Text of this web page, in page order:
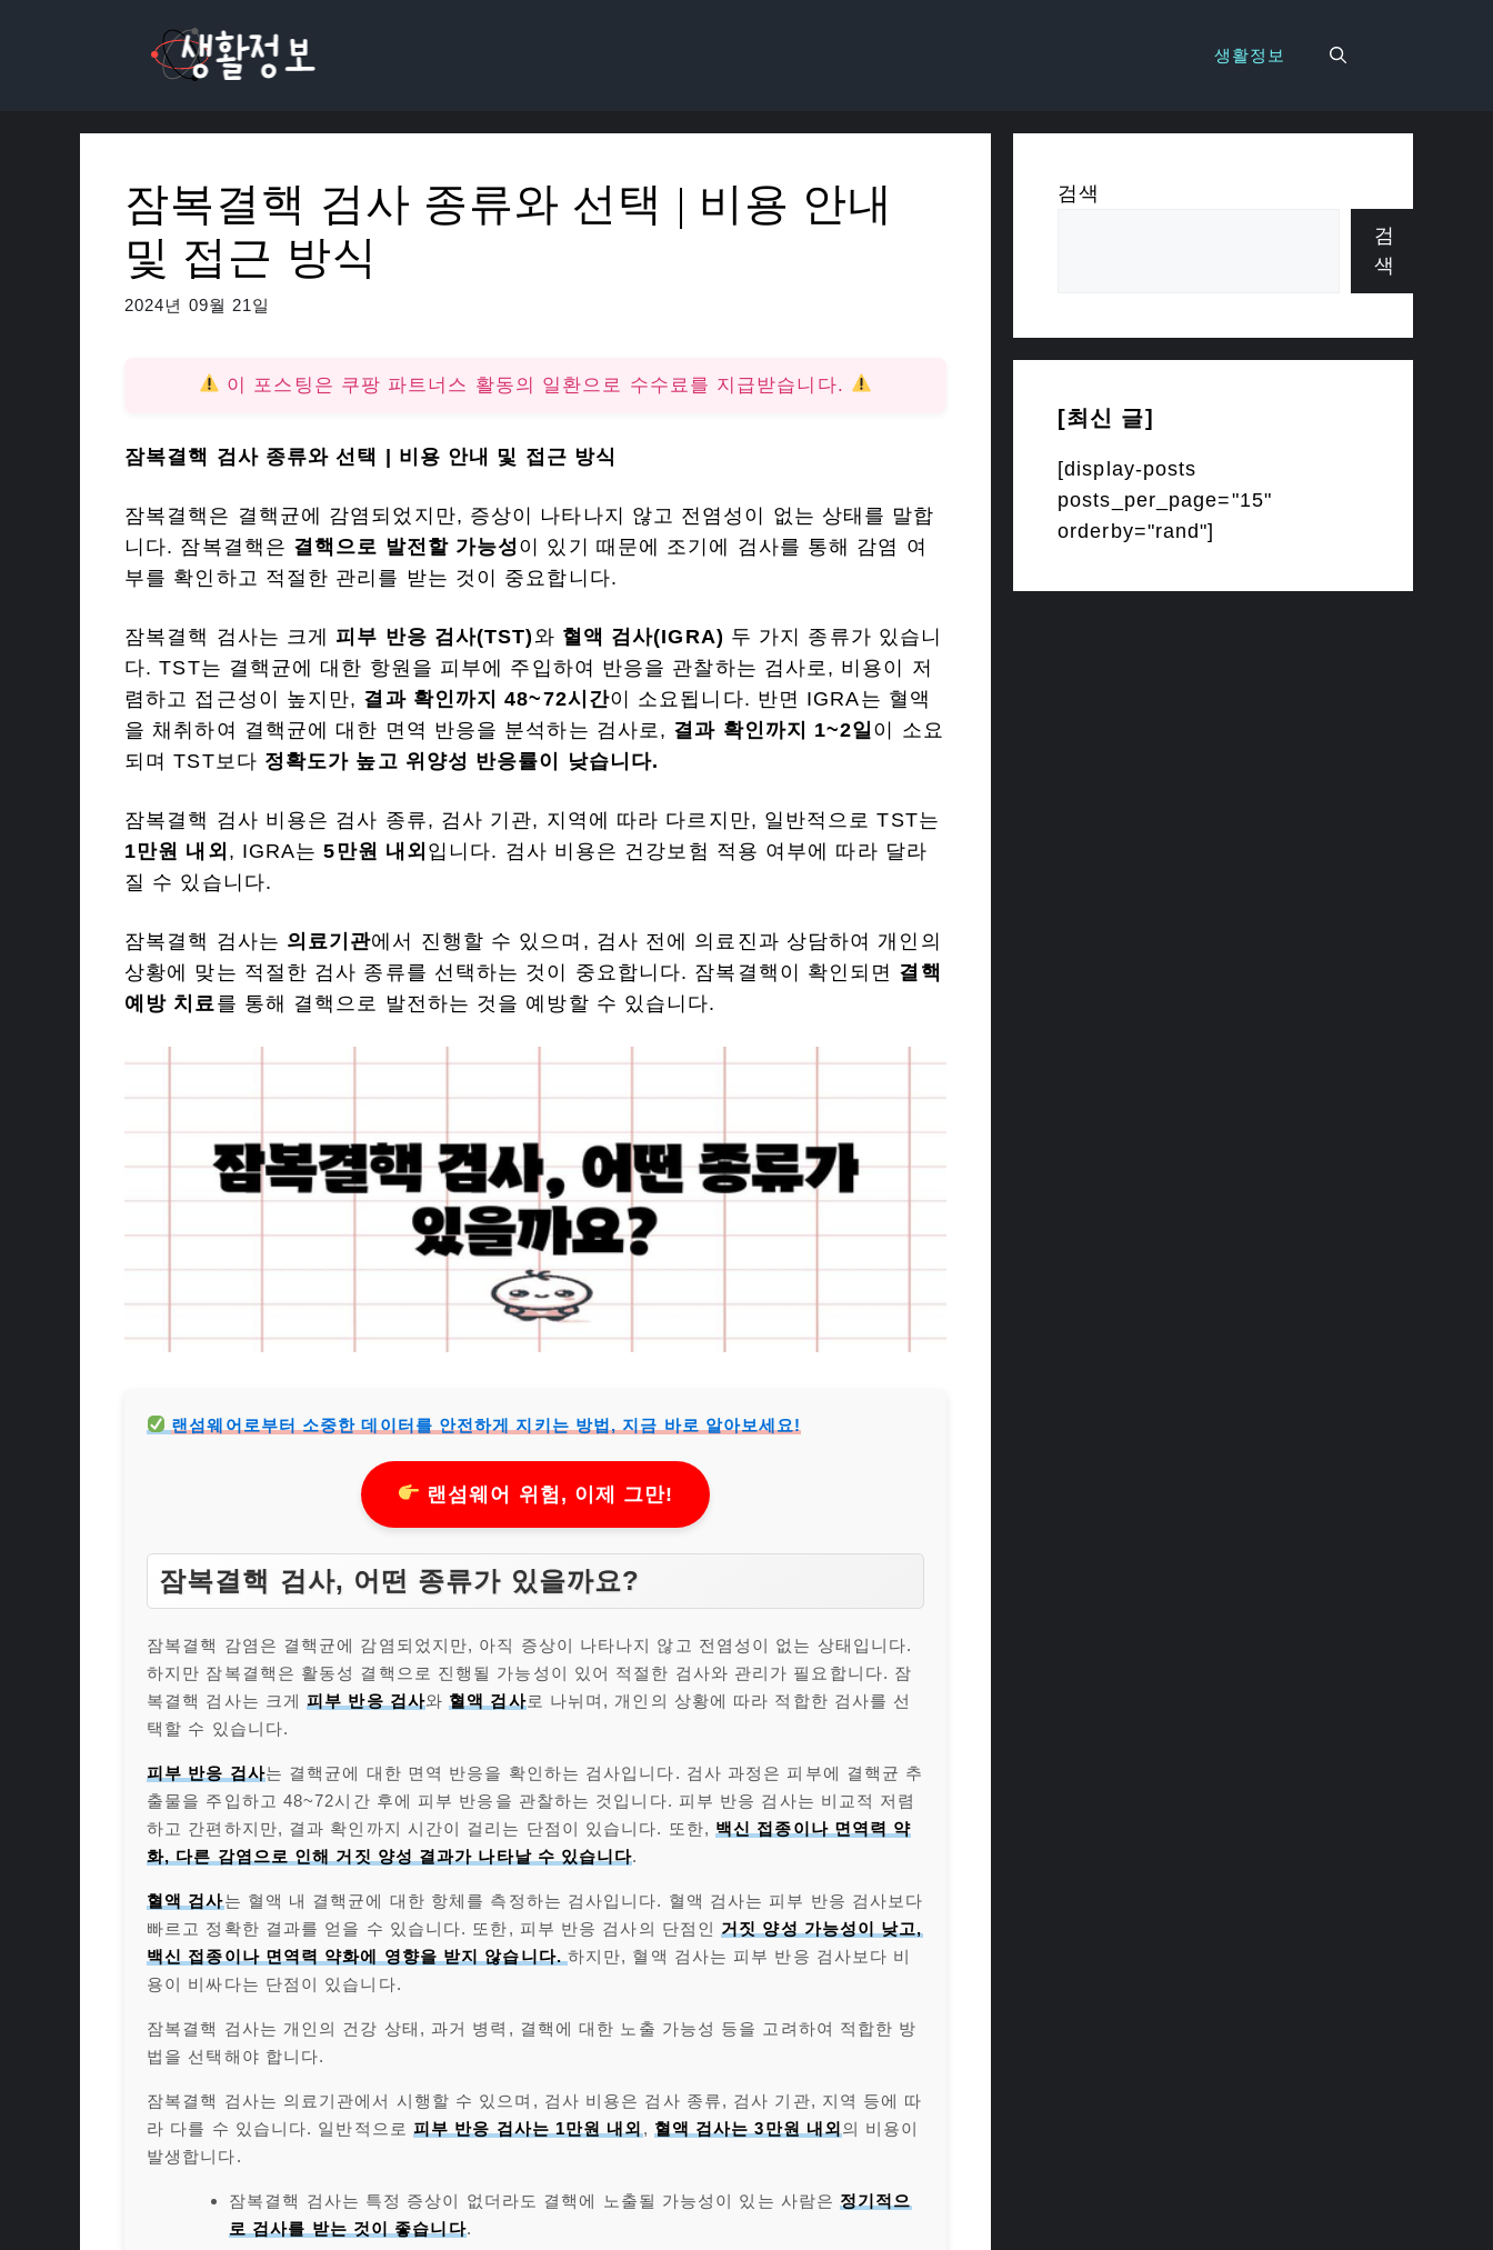
생활정보
잠복결핵 검사 종류와 선택 | 비용 안내
및 접근 방식
2024년 09월 21일
이 포스팅은 쿠팡 파트너스 활동의 일환으로 수수료를 지급받습니다.
잠복결핵 검사 종류와 선택 | 비용 안내 및 접근 방식
잠복결핵은 결핵균에 감염되었지만, 증상이 나타나지 않고 전염성이 없는 상태를 말합
니다. 잠복결핵은 결핵으로 발전할 가능성 이 있기 때문에 조기에 검사를 통해 감염 여
부를 확인하고 적절한 관리를 받는 것이 중요합니다.
잠복결핵 검사는 크게 피부 반응 검사(TST) 와 혈액 검사(IGRA) 두 가지 종류가 있습니
다. TST는 결핵균에 대한 항원을 피부에 주입하여 반응을 관찰하는 검사로, 비용이 저
렴하고 접근성이 높지만, 결과 확인까지 48~72시간이 소요됩니다. 반면 IGRA는 혈액
을 채취하여 결핵균에 대한 면역 반응을 분석하는 검사로, 결과 확인까지 1~2일 이 소요
되며 TST보다 정확도가 높고 위양성 반응률이 낮습니다.
잠복결핵 검사 비용은 검사 종류, 검사 기관, 지역에 따라 다르지만, 일반적으로 TST는
1만원 내외 , IGRA는5만원 내외 입니다. 검사 비용은 건강보험 적용 여부에 따라 달라
질 수 있습니다.
잠복결핵 검사는 의료기관에서 진행할 수 있으며, 검사 전에 의료진과 상담하여 개인의
상황에 맞는 적절한 검사 종류를 선택하는 것이 중요합니다. 잠복결핵이 확인되면 결핵
예방 치료 를 통해 결핵으로 발전하는 것을 예방할 수 있습니다.
랜섬웨어로부터 소중한 데이터를 안전하게 지키는 방법, 지금 바로 알아보세요!
랜섬웨어 위험, 이제 그만!
잠복결핵 검사, 어떤 종류가 있을까요?
잠복결핵 감염은 결핵균에 감염되었지만, 아직 증상이 나타나지 않고 전염성이 없는 상태입니다.
하지만 잠복결핵은 활동성 결핵으로 진행될 가능성이 있어 적절한 검사와 관리가 필요합니다. 잠
복결핵 검사는 크게피부 반응 검사와 혈액 검사로 나뉘며, 개인의 상황에 따라 적합한 검사를 선
택할 수 있습니다.
피부 반응 검사는 결핵균에 대한 면역 반응을 확인하는 검사입니다. 검사 과정은 피부에 결핵균 추
출물을 주입하고 48~72시간 후에 피부 반응을 관찰하는 것입니다. 피부 반응 검사는 비교적 저렴
하고 간편하지만, 결과 확인까지 시간이 걸리는 단점이 있습니다. 또한, 백신 접종이나 면역력 약
화, 다른 감염으로 인해 거짓 양성 결과가 나타날 수 있습니다.
혈액 검사는 혈액 내 결핵균에 대한 항체를 측정하는 검사입니다. 혈액 검사는 피부 반응 검사보다
빠르고 정확한 결과를 얻을 수 있습니다. 또한, 피부 반응 검사의 단점인 거짓 양성 가능성이 낮고,
백신 접종이나 면역력 약화에 영향을 받지 않습니다. 하지만, 혈액 검사는 피부 반응 검사보다 비
용이 비싸다는 단점이 있습니다.
잠복결핵 검사는 개인의 건강 상태, 과거 병력, 결핵에 대한 노출 가능성 등을 고려하여 적합한 방
법을 선택해야 합니다.
잠복결핵 검사는 의료기관에서 시행할 수 있으며, 검사 비용은 검사 종류, 검사 기관, 지역 등에 따
라 다를 수 있습니다. 일반적으로 피부 반응 검사는 1만원 내외 , 혈액 검사는 3만원 내외 의 비용이
발생합니다.
잠복결핵 검사는 특정 증상이 없더라도 결핵에 노출될 가능성이 있는 사람은 정기적으
로 검사를 받는 것이 좋습니다.
검색
검
색
[최신 글]
[display-posts
posts_per_page="15"
orderby="rand"]